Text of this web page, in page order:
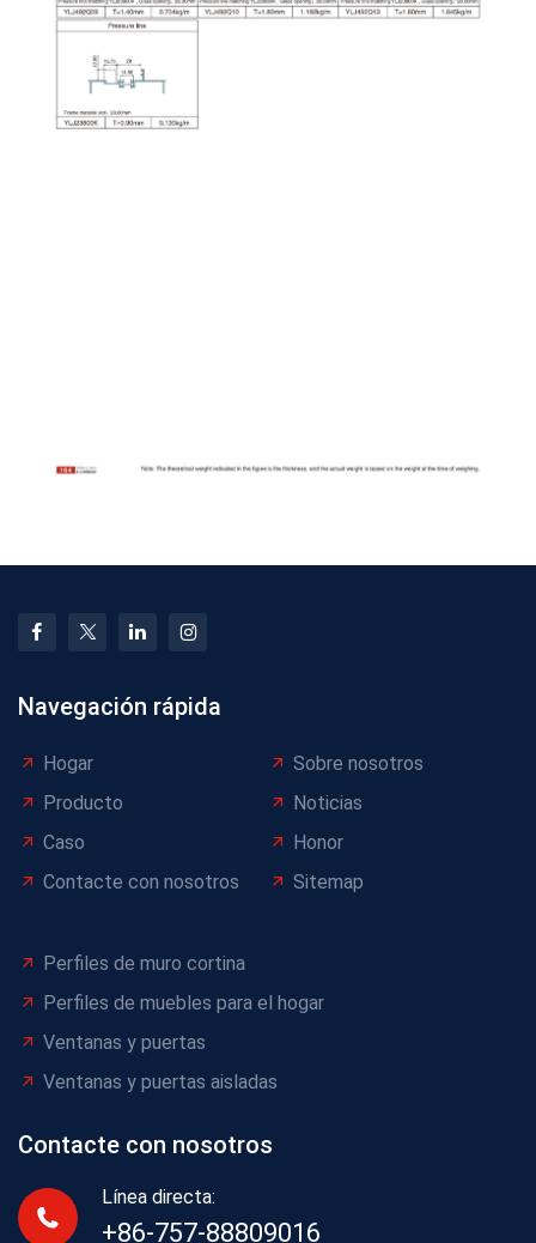
Navegación rápida
Hogar
Sobre nosotros
Producto
Noticias
Caso
Honor
Contacte con nosotros
Sitemap
Perfiles de muro cortina
Perfiles de muebles para el hogar
Ventanas y puertas
Ventanas y puertas aisladas
Contacte con nosotros
Línea directa:
+86-757-88809016